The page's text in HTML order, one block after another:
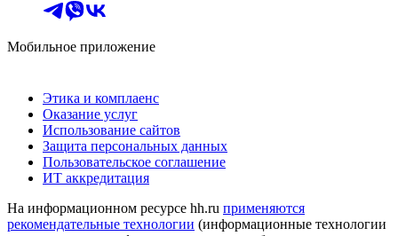
Мобильное приложение
Этика и комплаенс
Оказание услуг
Использование сайтов
Защита персональных данных
Пользовательское соглашение
ИТ аккредитация
На информационном ресурсе hh.ru применяются
рекомендательные технологии (информационные технологии